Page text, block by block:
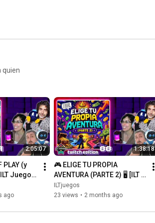
quien
2:05:07
PLAY (y
Juegos
ago
1:38:18
🎮 ELIGE TU PROPIA
AVENTURA (PARTE 2) 🖥️ [ILT
Juegos -Twitch Edition-
#88]
ILTjuegos
23 views • 2 months ago